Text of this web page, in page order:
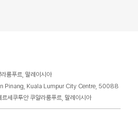
룸푸르, 말레이시아
Pinang, Kuala Lumpur City Centre, 50088
세쿠투안 쿠알라룸푸르, 말레이시아